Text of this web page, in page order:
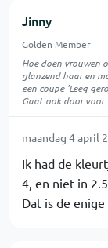
Jinny
Golden Member
Hoe doen vrouwen
glanzend haar en
een coupe 'Leeg
Gaat ook door voor
maandag 4 april
Ik had de
4, en niet in 2.5.
Dat is de enige